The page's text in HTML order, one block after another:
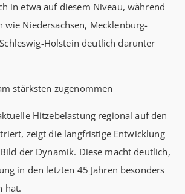
in etwa auf diesem Niveau, während
wie Niedersachsen, Mecklenburg-
Holstein deutlich darunter
stärksten zugenommen
Hitzebelastung regional auf den
zeigt die langfristige Entwicklung
der Dynamik. Diese macht deutlich,
in den letzten 45 Jahren besonders
hat.